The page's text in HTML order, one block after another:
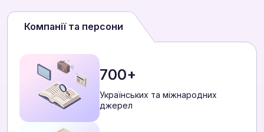
Компанії та персони
700+
Українських та міжнародних
джерел